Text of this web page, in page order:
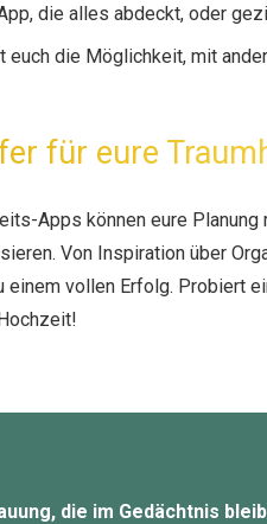
die alles abdeckt, oder
euch die Möglichkeit, mit
für eure
Apps können eure
Von Inspiration über
einem vollen Erfolg. Probiert
die im Gedächtnis